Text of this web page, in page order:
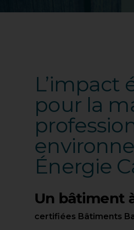
L’impact
pour la
Énergie
Un bâtiment
certifiées Bâtiments